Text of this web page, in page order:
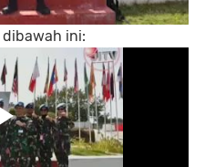
dibawah ini: